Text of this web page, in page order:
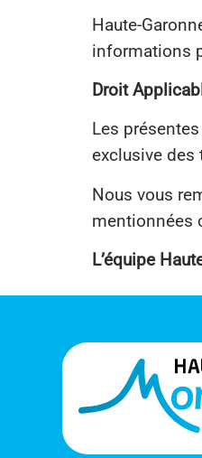
Haute-
informations
Droit
Les
exclusive des
Nous vous
mentionnées
L’équipe